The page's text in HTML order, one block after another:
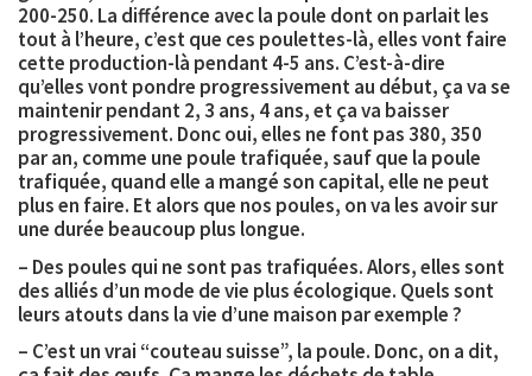
200-250. La différence avec la poule dont on parlait les
tout à l’heure, c’est que ces poulettes-là, elles vont faire
cette production-là pendant 4-5 ans. C’est-à-dire
qu’elles vont pondre progressivement au début, ça va se
maintenir pendant 2, 3 ans, 4 ans, et ça va baisser
progressivement. Donc oui, elles ne font pas 380, 350
par an, comme une poule trafiquée, sauf que la poule
trafiquée, quand elle a mangé son capital, elle ne peut
plus en faire. Et alors que nos poules, on va les avoir sur
une durée beaucoup plus longue.
– Des poules qui ne sont pas trafiquées. Alors, elles sont
des alliés d’un mode de vie plus écologique. Quels sont
leurs atouts dans la vie d’une maison par exemple ?
– C’est un vrai “couteau suisse”, la poule. Donc, on a dit,